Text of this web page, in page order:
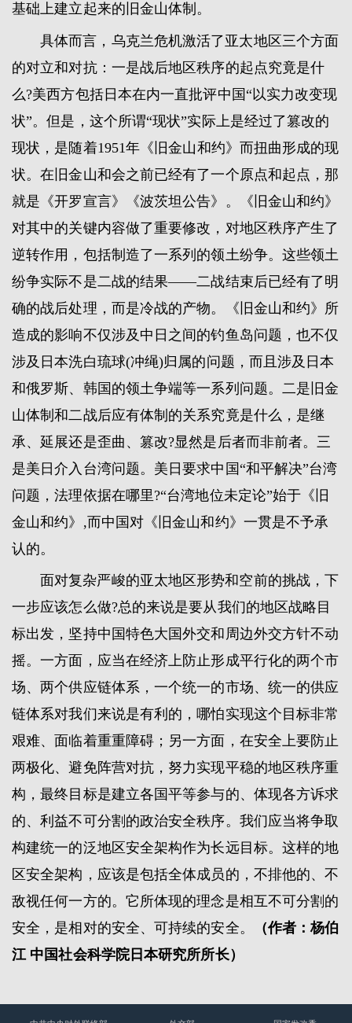
基础上建立起来的旧金山体制。
具体而言，乌克兰危机激活了亚太地区三个方面
的对立和对抗：一是战后地区秩序的起点究竟是什
么?美西方包括日本在内一直批评中国“以实力改变现
状”。但是，这个所谓“现状”实际上是经过了篡改的
现状，是随着1951年《旧金山和约》而扭曲形成的现
状。在旧金山和会之前已经有了一个原点和起点，那
就是《开罗宣言》《波茨坦公告》。《旧金山和约》
对其中的关键内容做了重要修改，对地区秩序产生了
逆转作用，包括制造了一系列的领土纷争。这些领土
纷争实际不是二战的结果——二战结束后已经有了明
确的战后处理，而是冷战的产物。《旧金山和约》所
造成的影响不仅涉及中日之间的钓鱼岛问题，也不仅
涉及日本洗白琉球(冲绳)归属的问题，而且涉及日本
和俄罗斯、韩国的领土争端等一系列问题。二是旧金
山体制和二战后应有体制的关系究竟是什么，是继
承、延展还是歪曲、篡改?显然是后者而非前者。三
是美日介入台湾问题。美日要求中国“和平解决”台湾
问题，法理依据在哪里?“台湾地位未定论”始于《旧
金山和约》,而中国对《旧金山和约》一贯是不予承
认的。
面对复杂严峻的亚太地区形势和空前的挑战，下
一步应该怎么做?总的来说是要从我们的地区战略目
标出发，坚持中国特色大国外交和周边外交方针不动
摇。一方面，应当在经济上防止形成平行化的两个市
场、两个供应链体系，一个统一的市场、统一的供应
链体系对我们来说是有利的，哪怕实现这个目标非常
艰难、面临着重重障碍；另一方面，在安全上要防止
两极化、避免阵营对抗，努力实现平稳的地区秩序重
构，最终目标是建立各国平等参与的、体现各方诉求
的、利益不可分割的政治安全秩序。我们应当将争取
构建统一的泛地区安全架构作为长远目标。这样的地
区安全架构，应该是包括全体成员的，不排他的、不
敌视任何一方的。它所体现的理念是相互不可分割的
安全，是相对的安全、可持续的安全。
（作者：杨伯
江 中国社会科学院日本研究所所长）